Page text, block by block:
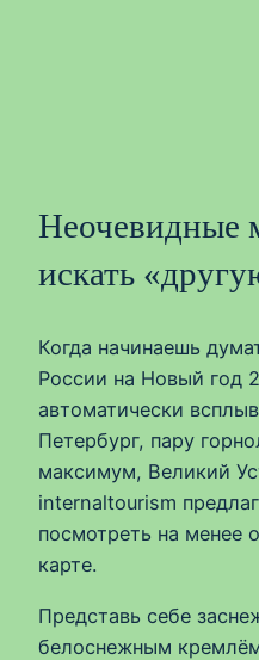
Неочевидные
искать
Когда начинаешь
России на Новый год
автоматически
Петербург, пару
максимум, Великий
internaltourism
посмотреть на менее
карте.
Представь себе
белоснежным